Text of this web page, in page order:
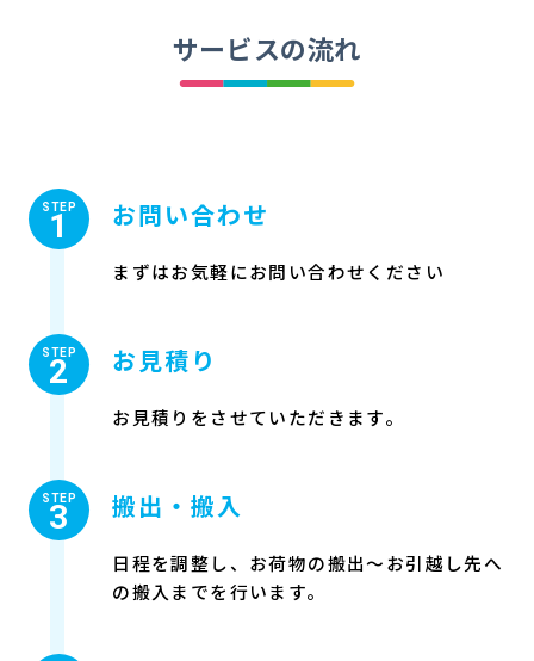
サービスの流れ
STEP
1 お問い合わせ
まずはお気軽にお問い合わせください
STEP
2 お見積り
お見積りをさせていただきます。
STEP
3 搬出・搬入
日程を調整し、お荷物の搬出〜お引越し先へ
の搬入までを行います。